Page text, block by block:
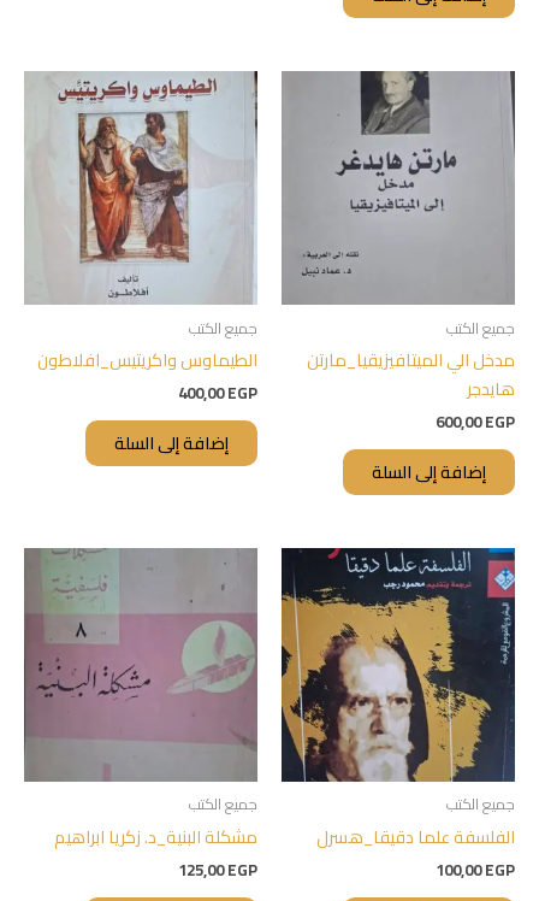
جميع الكتب
مدخل الي الميتافيزيقيا_مارتن
هايدجر
600,00EGP
إضافة إلى السلة
جميع الكتب
الطيماوس واكريتيس_افلاطون
400,00EGP
إضافة إلى السلة
جميع الكتب
الفلسفة علما دقيقا_هسرل
100,00EGP
جميع الكتب
مشكلة البنية_د. زكريا ابراهيم
125,00EGP